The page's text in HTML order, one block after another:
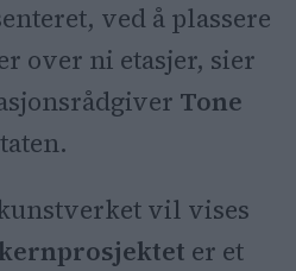
ved å plassere
over ni etasjer, sier
Tone
vil vises
er et